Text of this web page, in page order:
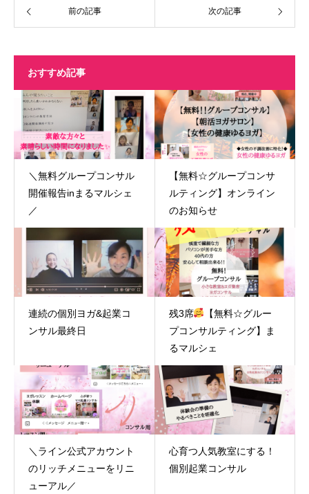
前の記事 次の記事
おすすめ記事
＼無料グループコンサル
開催報告inまるマルシェ
／
【無料☆グループコンサ
ルティング】オンライン
のお知らせ
連続の個別ヨガ&起業コ
ンサル最終日
残3席
【無料☆グルー
プコンサルティング】ま
るマルシェ
＼ライン公式アカウント
のリッチメニューをリニ
ューアル／
心育つ人気教室にする！
個別起業コンサル